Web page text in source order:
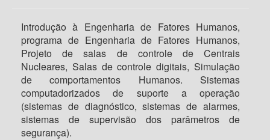
Introdução à Engenharia de Fatores Humanos,
programa de Engenharia de Fatores Humanos,
Projeto de salas de controle de Centrais
Nucleares, Salas de controle digitais, Simulação
de comportamentos Humanos. Sistemas
computadorizados de suporte a operação
(sistemas de diagnóstico, sistemas de alarmes,
sistemas de supervisão dos parâmetros de
segurança).